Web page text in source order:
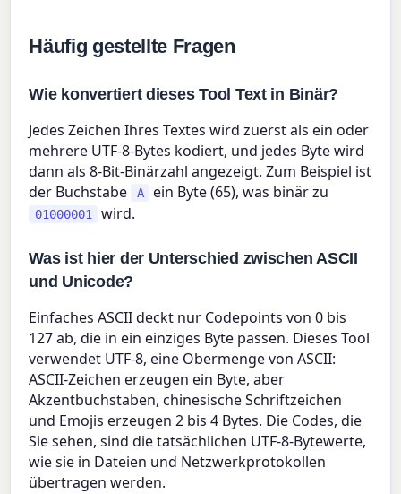
Häufig gestellte Fragen
Wie konvertiert dieses Tool Text in Binär?
Jedes Zeichen Ihres Textes wird zuerst als ein oder
mehrere UTF-8-Bytes kodiert, und jedes Byte wird
dann als 8-Bit-Binärzahl angezeigt. Zum Beispiel ist
der Buchstabe
A ein Byte (65), was binär zu
01000001 wird.
Was ist hier der Unterschied zwischen ASCII
und Unicode?
Einfaches ASCII deckt nur Codepoints von 0 bis
127 ab, die in ein einziges Byte passen. Dieses Tool
verwendet UTF-8, eine Obermenge von ASCII:
ASCII-Zeichen erzeugen ein Byte, aber
Akzentbuchstaben, chinesische Schriftzeichen
und Emojis erzeugen 2 bis 4 Bytes. Die Codes, die
Sie sehen, sind die tatsächlichen UTF-8-Bytewerte,
wie sie in Dateien und Netzwerkprotokollen
übertragen werden.